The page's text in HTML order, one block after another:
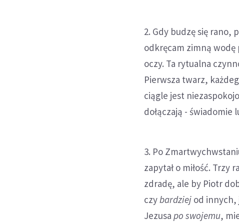
2. Gdy budzę się rano,
odkręcam zimną wodę
oczy. Ta rytualna
Pierwsza twarz,
ciągle jest
dołączają - świadomie
3. Po
zapytał o miłość. Trzy
zdradę, ale by Piotr
czy bardziej od innych,
Jezusapo swojemu,